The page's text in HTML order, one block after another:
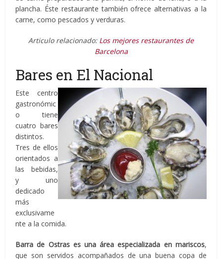
plancha. Éste restaurante también ofrece alternativas a la
carne, como pescados y verduras.
Articulo relacionado: Los mejores restaurantes de
Barcelona
Bares en El Nacional
Este centro
gastronómic
o tiene
cuatro bares
distintos.
Tres de ellos
orientados a
las bebidas,
y uno
dedicado
más
exclusivame
nte a la comida.
Barra de Ostras es una área especializada en mariscos,
que son servidos acompañados de una buena copa de